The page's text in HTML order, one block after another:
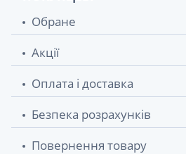
Обране
Акції
Оплата і доставка
Безпека розрахунків
Повернення товару